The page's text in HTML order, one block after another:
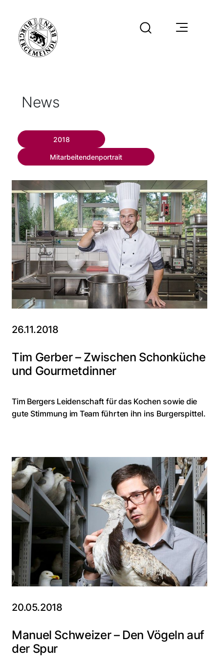
News
2018
Mitarbeitendenportrait
26.11.2018
Tim Gerber – Zwischen Schonküche
und Gourmetdinner
Tim Bergers Leidenschaft für das Kochen sowie die
gute Stimmung im Team führten ihn ins Burgerspittel.
20.05.2018
Manuel Schweizer – Den Vögeln auf
der Spur